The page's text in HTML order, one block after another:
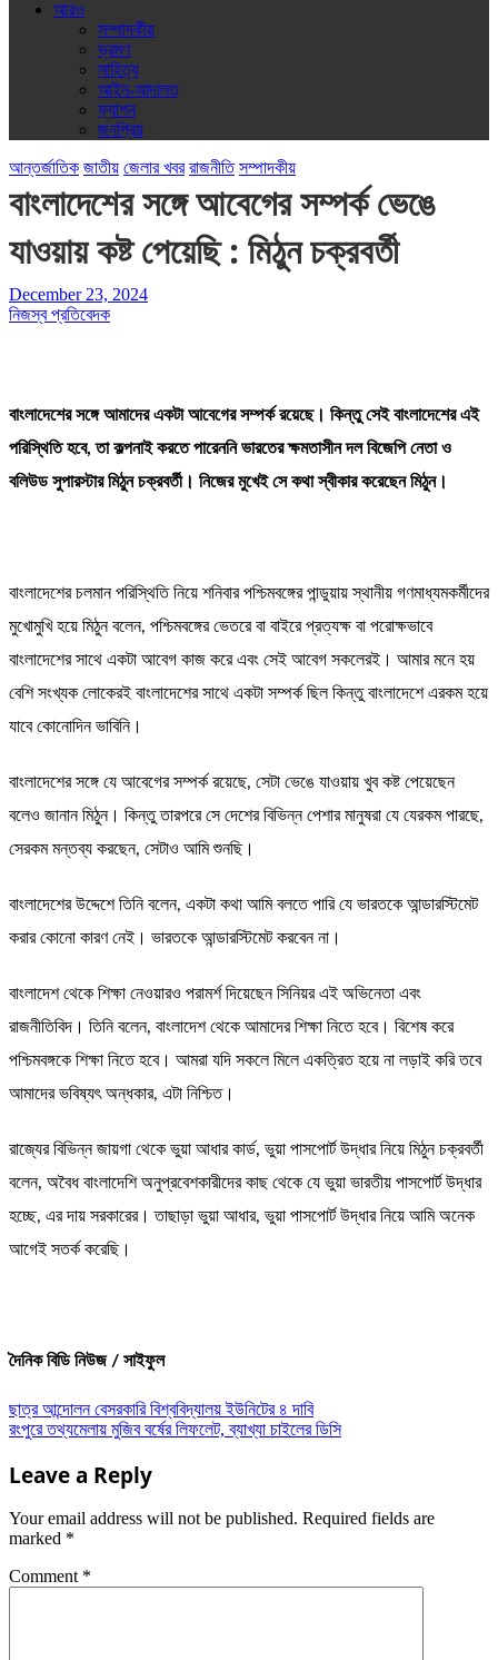
আরও
সম্পাদকীয়
ভ্রমণ
সাহিত্য
আইন-আদালত
ফ্যাশন
জনপ্রিয়
আন্তর্জাতিক জাতীয় জেলার খবর রাজনীতি সম্পাদকীয়
বাংলাদেশের সঙ্গে আবেগের সম্পর্ক ভেঙে
যাওয়ায় কষ্ট পেয়েছি : মিঠুন চক্রবর্তী
December 23, 2024
নিজস্ব প্রতিবেদক
বাংলাদেশের সঙ্গে আমাদের একটা আবেগের সম্পর্ক রয়েছে। কিন্তু সেই বাংলাদেশের এই
পরিস্থিতি হবে, তা কল্পনাই করতে পারেননি ভারতের ক্ষমতাসীন দল বিজেপি নেতা ও
বলিউড সুপারস্টার মিঠুন চক্রবর্তী। নিজের মুখেই সে কথা স্বীকার করেছেন মিঠুন।
বাংলাদেশের চলমান পরিস্থিতি নিয়ে শনিবার পশ্চিমবঙ্গের পান্ডুয়ায় স্থানীয় গণমাধ্যমকর্মীদের
মুখোমুখি হয়ে মিঠুন বলেন, পশ্চিমবঙ্গের ভেতরে বা বাইরে প্রত্যক্ষ বা পরোক্ষভাবে
বাংলাদেশের সাথে একটা আবেগ কাজ করে এবং সেই আবেগ সকলেরই। আমার মনে হয়
বেশি সংখ্যক লোকেরই বাংলাদেশের সাথে একটা সম্পর্ক ছিল কিন্তু বাংলাদেশে এরকম হয়ে
যাবে কোনোদিন ভাবিনি।
বাংলাদেশের সঙ্গে যে আবেগের সম্পর্ক রয়েছে, সেটা ভেঙে যাওয়ায় খুব কষ্ট পেয়েছেন
বলেও জানান মিঠুন। কিন্তু তারপরে সে দেশের বিভিন্ন পেশার মানুষরা যে যেরকম পারছে,
সেরকম মন্তব্য করছেন, সেটাও আমি শুনছি।
বাংলাদেশের উদ্দেশে তিনি বলেন, একটা কথা আমি বলতে পারি যে ভারতকে আন্ডারস্টিমেট
করার কোনো কারণ নেই। ভারতকে আন্ডারস্টিমেট করবেন না।
বাংলাদেশ থেকে শিক্ষা নেওয়ারও পরামর্শ দিয়েছেন সিনিয়র এই অভিনেতা এবং
রাজনীতিবিদ। তিনি বলেন, বাংলাদেশ থেকে আমাদের শিক্ষা নিতে হবে। বিশেষ করে
পশ্চিমবঙ্গকে শিক্ষা নিতে হবে। আমরা যদি সকলে মিলে একত্রিত হয়ে না লড়াই করি তবে
আমাদের ভবিষ্যৎ অন্ধকার, এটা নিশ্চিত।
রাজ্যের বিভিন্ন জায়গা থেকে ভুয়া আধার কার্ড, ভুয়া পাসপোর্ট উদ্ধার নিয়ে মিঠুন চক্রবর্তী
বলেন, অবৈধ বাংলাদেশি অনুপ্রবেশকারীদের কাছ থেকে যে ভুয়া ভারতীয় পাসপোর্ট উদ্ধার
হচ্ছে, এর দায় সরকারের। তাছাড়া ভুয়া আধার, ভুয়া পাসপোর্ট উদ্ধার নিয়ে আমি অনেক
আগেই সতর্ক করেছি।
দৈনিক বিডি নিউজ / সাইফুল
Post
navigation
ছাত্র আন্দোলন বেসরকারি বিশ্ববিদ্যালয় ইউনিটের ৪ দাবি
রংপুরে তথ্যমেলায় মুজিব বর্ষের লিফলেট, ব্যাখ্যা চাইলের ডিসি
Leave a Reply
Your email address will not be published. Required fields are
marked *
Comment *